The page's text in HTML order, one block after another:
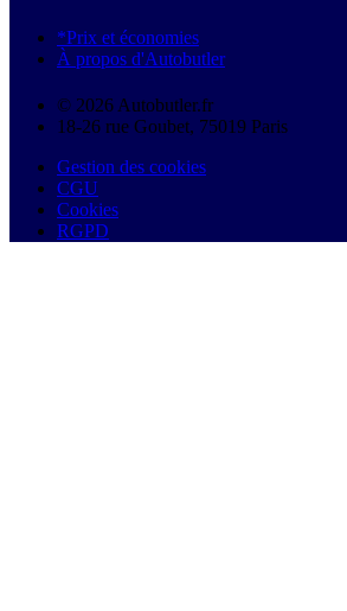
*Prix et économies
À propos d'Autobutler
© 2026 Autobutler.fr
18-26 rue Goubet, 75019 Paris
Gestion des cookies
CGU
Cookies
RGPD